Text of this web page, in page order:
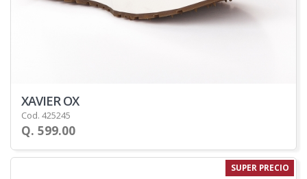
XAVIER OX
Cod. 425245
Q. 599.00
SUPER PRECIO